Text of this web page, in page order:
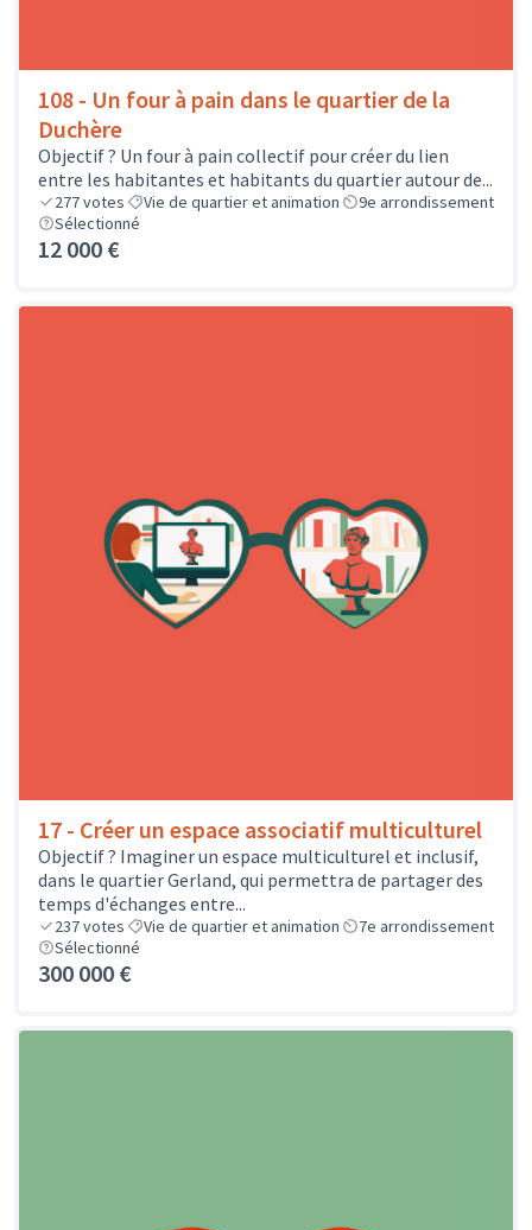
108 - Un four à pain dans le quartier de la
Duchère
Objectif ? Un four à pain collectif pour créer du lien
entre les habitantes et habitants du quartier autour de...
277votes Vie de quartier et animation
9e arrondissement
Sélectionné
12 000 €
17 - Créer un espace associatif multiculturel
Objectif ? Imaginer un espace multiculturel et inclusif,
dans le quartier Gerland, qui permettra de partager des
temps d'échanges entre...
237votes Vie de quartier et animation
7e arrondissement
Sélectionné
300 000 €